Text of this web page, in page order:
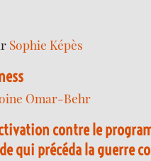
Sophie Képès
Omar-Behr
contre le
qui précéda la guerre